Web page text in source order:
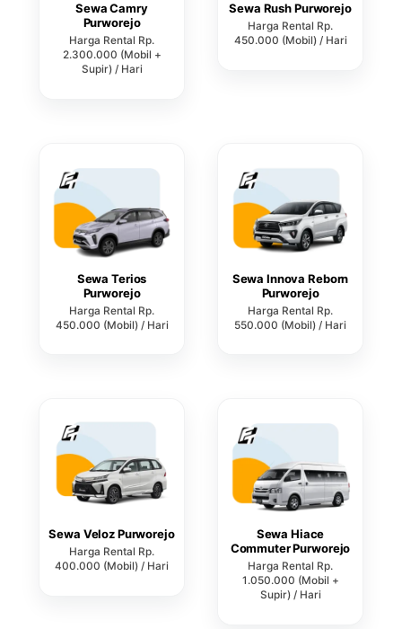
Sewa Camry
Purworejo
Harga Rental Rp.
2.300.000 (Mobil +
Supir) / Hari
Sewa Rush Purworejo
Harga Rental Rp.
450.000 (Mobil) / Hari
Sewa Terios
Purworejo
Harga Rental Rp.
450.000 (Mobil) / Hari
Sewa Innova Reborn
Purworejo
Harga Rental Rp.
550.000 (Mobil) / Hari
Sewa Veloz Purworejo
Harga Rental Rp.
400.000 (Mobil) / Hari
Sewa Hiace
Commuter Purworejo
Harga Rental Rp.
1.050.000 (Mobil +
Supir) / Hari